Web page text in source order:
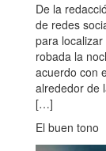
De la
de redes
para
robada la
acuerdo con
alrededor de
[…]
El buen tono